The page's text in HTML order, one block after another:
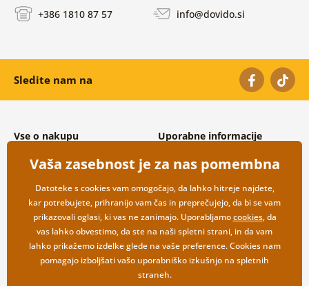
+386 1810 87 57 info@dovido.si
Sledite nam na
Vse o nakupu
Splošni in reklamacijski pogoji
Varovanje osebnih podatkov
Možnosti dostave in plačila
Vračilo blaga
Uporabne informacije
Pogosto zastavljena vprašanja
Kontakti
Veleprodaja
Vaša zasebnost je za nas pomembna
Datoteke s cookies vam omogočajo, da lahko hitreje najdete,
kar potrebujete, prihranijo vam čas in preprečujejo, da bi se vam
prikazovali oglasi, ki vas ne zanimajo. Uporabljamocookies, da
vas lahko obvestimo, da ste na naši spletni strani, in da vam
lahko prikažemo izdelke glede na vaše preference. Cookies nam
pomagajo izboljšati vašo uporabniško izkušnjo na spletnih
straneh.